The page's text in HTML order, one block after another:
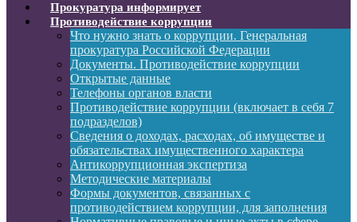
Прокуратура информирует
Противодействие коррупции
Что нужно знать о коррупции. Генеральная
прокуратура Российской Федерации
Документы. Противодействие коррупции
Открытые данные
Телефоны органов власти
Противодействие коррупции (включает в себя 7
подразделов)
Сведения о доходах, расходах, об имуществе и
обязательствах имущественного характера
Антикоррупционная экспертиза
Методические материалы
Формы документов, связанных с
противодействием коррупции, для заполнения